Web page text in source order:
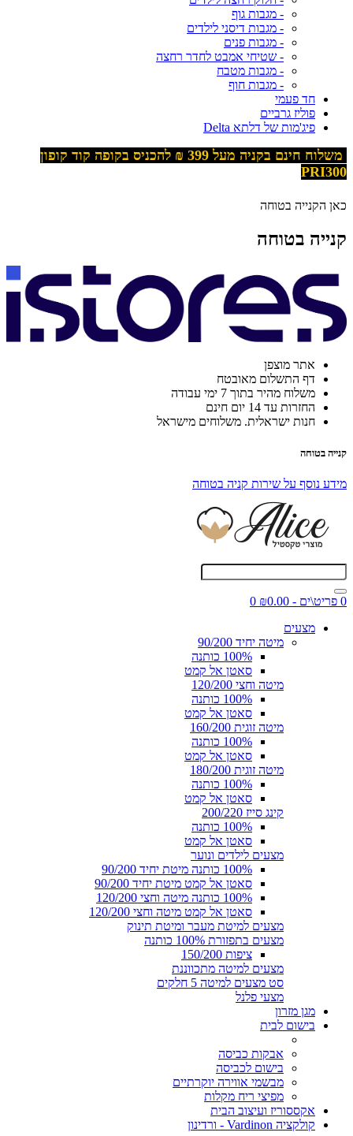
- מגבות גוף
- מגבות דיסני לילדים
- מגבות פנים
- שטיחי אמבט לחדר רחצה
- מגבות מטבח
- מגבות חוף
חד פעמי
פוליז גרביים
פיג'מות של דלתא Delta
משלוח חינם בקניה מעל 399
₪ להכניס בקופה קוד קופון
PRI300
כאן הקנייה בטוחה
קנייה בטוחה
אתר מוצפן
דף התשלום מאובטח
משלוח מהיר בתוך 7 ימי עבודה
החזרות עד 14 יום חינם
חנות ישראלית. משלוחים מישראל
קנייה בטוחה
מידע נוסף על שירות קניה בטוחה
0 פריט\ים - ₪0.00
0
מצעים
מיטה יחיד 90/200
100% כותנה
סאטן אל קמט
מיטה וחצי 120/200
100% כותנה
סאטן אל קמט
מיטה זוגית 160/200
100% כותנה
סאטן אל קמט
מיטה זוגית 180/200
100% כותנה
סאטן אל קמט
קינג סייז 200/220
100% כותנה
סאטן אל קמט
מצעים לילדים ונוער
100% כותנה מיטת יחיד 90/200
סאטן אל קמט מיטת יחיד 90/200
100% כותנה מיטה וחצי 120/200
סאטן אל קמט מיטה וחצי 120/200
מצעים למיטת מעבר ומיטת תינוק
מצעים בתפזורת 100% כותנה
ציפות 150/200
מצעים למיטה מתכווננת
סט מצעים למיטה 5 חלקים
מצעי פלנל
מגן מזרון
בישום לבית
אבקות כביסה
בישום לכביסה
מבשמי אווירה יוקרתיים
מפיצי ריח מקלות
אקססוריז ועיצוב הבית
קולקציה Vardinon - ורדינון